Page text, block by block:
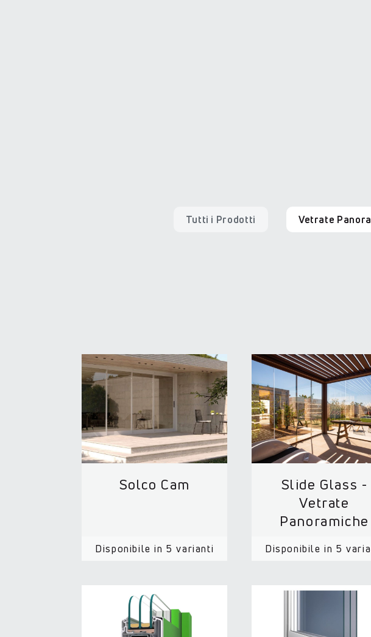
Tutti i Prodotti Vetrate
Solco Cam
Disponibile in 5 varianti
Slide Glass -
Vetrate
Panoramiche
Disponibile in 5